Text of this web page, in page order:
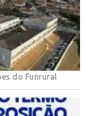
do Funrural